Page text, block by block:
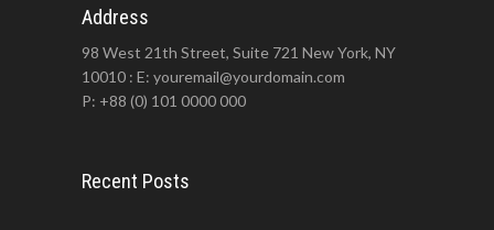
Address
98 West 21th Street, Suite 721 New York, NY
10010 : E: youremail@yourdomain.com
P: +88 (0) 101 0000 000
Recent Posts